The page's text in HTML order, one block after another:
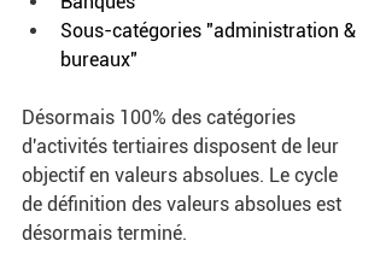
Sous-catégories "administration &
bureaux"
Désormais 100% des catégories
d'activités tertiaires disposent de leur
objectif en valeurs absolues. Le cycle
de définition des valeurs absolues est
désormais terminé.